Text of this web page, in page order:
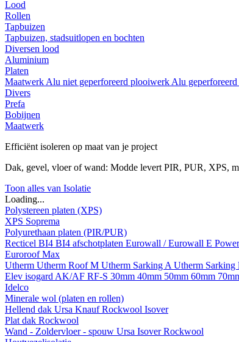
Lood
Rollen
Tapbuizen
Tapbuizen, stadsuitlopen en bochten
Diversen lood
Aluminium
Platen
Maatwerk Alu niet geperforeerd plooiwerk Alu
Divers
Prefa
Bobijnen
Maatwerk
Efficiënt isoleren op maat van je project
Dak, gevel, vloer of wand: Modde levert PIR, PUR, XPS,
Toon alles van Isolatie
Loading...
Polystereen platen (XPS)
XPS Soprema
Polyurethaan platen (PIR/PUR)
Recticel BI4 BI4 afschotplaten Eurowall / Eurowall E
Euroroof Max
Utherm Utherm Roof M Utherm Sarking A Utherm Sarking
Elev isogard AK/AF RF-S 30mm 40mm 50mm 60mm
Idelco
Minerale wol (platen en rollen)
Hellend dak Ursa KnaufRockwool Isover
Plat dak Rockwool
Wand - Zoldervloer - spouw Ursa IsoverRockwool